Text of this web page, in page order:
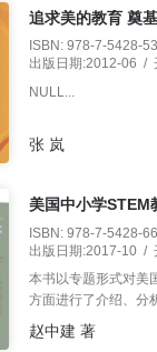
追求美的教育 奠
ISBN: 978-7-5428-
出版日期:2012-06 /
NULL...
张 岚
美国中小学STEM
ISBN: 978-7-5428-
出版日期:2017-10 /
本书以专题形式对美
方面进行了介绍、分
赵中建 著